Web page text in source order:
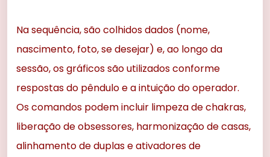
Na sequência, são colhidos dados (nome,
nascimento, foto, se desejar) e, ao longo da
sessão, os gráficos são utilizados conforme
respostas do pêndulo e a intuição do operador.
Os comandos podem incluir limpeza de chakras,
liberação de obsessores, harmonização de casas,
alinhamento de duplas e ativadores de